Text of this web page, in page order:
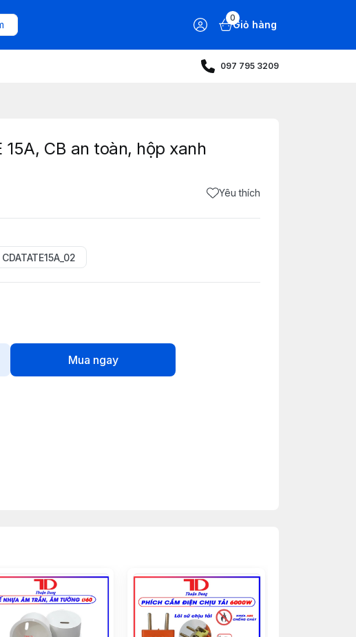
0
Giỏ hàng
097 795 3209
15A, CB an toàn, hộp xanh
Yêu thích
CDATATE15A_02
Mua ngay